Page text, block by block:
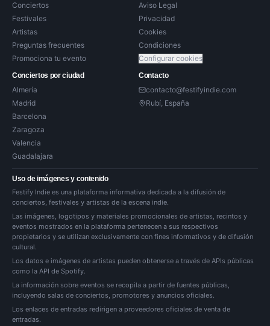
Conciertos
Festivales
Artistas
Preguntas frecuentes
Promociona tu evento
Aviso Legal
Privacidad
Cookies
Condiciones
Configurar cookies
Conciertos por ciudad
Almería
Madrid
Barcelona
Zaragoza
Valencia
Guadalajara
Contacto
contacto@festifyindie.com
Rubí, España
Uso de imágenes y contenido
Festify Indie es una plataforma informativa dedicada a la difusión de
conciertos, festivales y artistas de la escena indie.
Las imágenes, logotipos y materiales promocionales de artistas, recintos y
eventos mostrados en la plataforma pertenecen a sus respectivos
propietarios y se utilizan exclusivamente con fines informativos y de difusión
cultural.
Los datos e imágenes de artistas pueden obtenerse a través de APIs públicas
como la API de Spotify.
La información sobre eventos se recopila a partir de fuentes públicas,
incluyendo salas de conciertos, promotores y anuncios oficiales.
Los enlaces de entradas redirigen a proveedores oficiales de venta de
entradas.